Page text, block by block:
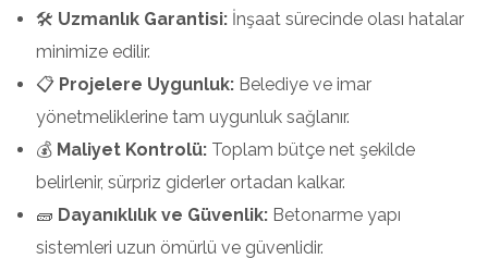
🛠️ Uzmanlık Garantisi: İnşaat sürecinde olası hatalar
minimize edilir.
📋 Projelere Uygunluk: Belediye ve imar
yönetmeliklerine tam uygunluk sağlanır.
💰 Maliyet Kontrolü: Toplam bütçe net şekilde
belirlenir, sürpriz giderler ortadan kalkar.
🧱 Dayanıklılık ve Güvenlik: Betonarme yapı
sistemleri uzun ömürlü ve güvenlidir.